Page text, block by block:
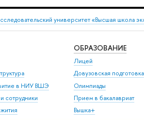
университет «Высшая школа
в НИУ ВШЭ
сотрудники
ОБРАЗОВАНИЕ
Лицей
Довузовская подготовка
Олимпиады
Прием в бакалавриат
Вышка+